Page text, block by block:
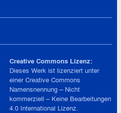
Creative Commons Lizenz:
Dieses Werk ist lizenziert unter
einerCreative Commons
Namensnennung – Nicht
kommerziell – Keine Bearbeitungen
4.0 International Lizenz.